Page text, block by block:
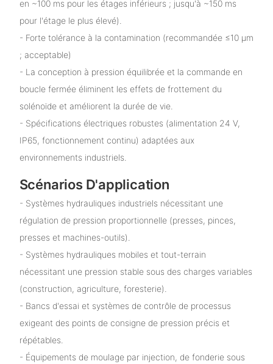
en ~100 ms pour les étages inférieurs ; jusqu'à ~150 ms
pour l'étage le plus élevé).
- Forte tolérance à la contamination (recommandée ≤10 µm
; acceptable)
- La conception à pression équilibrée et la commande en
boucle fermée éliminent les effets de frottement du
solénoïde et améliorent la durée de vie.
- Spécifications électriques robustes (alimentation 24 V,
IP65, fonctionnement continu) adaptées aux
environnements industriels.
Scénarios D'application
- Systèmes hydrauliques industriels nécessitant une
régulation de pression proportionnelle (presses, pinces,
presses et machines-outils).
- Systèmes hydrauliques mobiles et tout-terrain
nécessitant une pression stable sous des charges variables
(construction, agriculture, foresterie).
- Bancs d'essai et systèmes de contrôle de processus
exigeant des points de consigne de pression précis et
répétables.
- Équipements de moulage par injection, de fonderie sous